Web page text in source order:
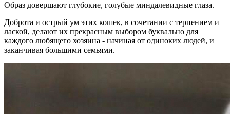
Образ довершают глубокие, голубые миндалевидные глаза.
Доброта и острый ум этих кошек, в сочетании с терпением и
лаской, делают их прекрасным выбором буквально для
каждого любящего хозяина - начиная от одиноких людей, и
заканчивая большими семьями.